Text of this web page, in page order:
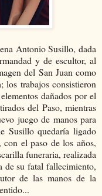
Antonio Susillo, dada
y de escultor, al
del San Juan como
trabajos consistieron
dañados por el
del Paso, mientras
juego de manos para
Susillo quedaría ligado
el paso de los años,
funeraria, realizada
su fatal fallecimiento,
de las manos de la